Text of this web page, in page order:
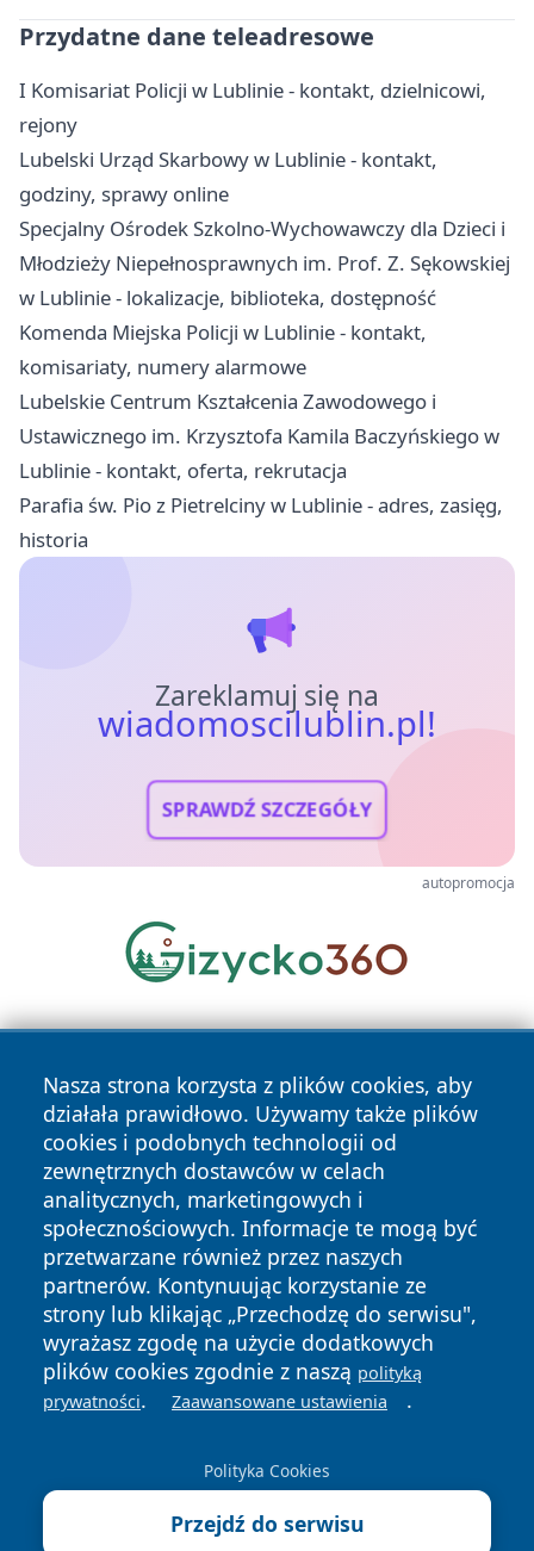
Przydatne dane teleadresowe
I Komisariat Policji w Lublinie - kontakt, dzielnicowi,
rejony
Lubelski Urząd Skarbowy w Lublinie - kontakt,
godziny, sprawy online
Specjalny Ośrodek Szkolno-Wychowawczy dla Dzieci i
Młodzieży Niepełnosprawnych im. Prof. Z. Sękowskiej
w Lublinie - lokalizacje, biblioteka, dostępność
Komenda Miejska Policji w Lublinie - kontakt,
komisariaty, numery alarmowe
Lubelskie Centrum Kształcenia Zawodowego i
Ustawicznego im. Krzysztofa Kamila Baczyńskiego w
Lublinie - kontakt, oferta, rekrutacja
Parafia św. Pio z Pietrelciny w Lublinie - adres, zasięg,
historia
Zareklamuj się na
wiadomoscilublin.pl!
SPRAWDŹ SZCZEGÓŁY
autopromocja
Nasza strona korzysta z plików cookies, aby
działała prawidłowo. Używamy także plików
cookies i podobnych technologii od
zewnętrznych dostawców w celach
analitycznych, marketingowych i
społecznościowych. Informacje te mogą być
przetwarzane również przez naszych
partnerów. Kontynuując korzystanie ze
strony lub klikając „Przechodzę do serwisu",
wyrażasz zgodę na użycie dodatkowych
plików cookies zgodnie z naszą polityką
prywatności. Zaawansowane ustawienia .
Polityka Cookies
Przejdź do serwisu
Copyright © 2026 wiadomoscilublin.pl Wszystkie prawa
zastrzeżone.
News Autorzy
Polityka
Prywatności
Polityka
Cookies